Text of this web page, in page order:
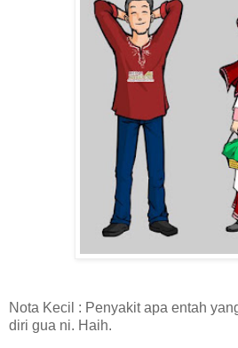
Nota Kecil : Penyakit apa entah
diri gua ni. Haih.